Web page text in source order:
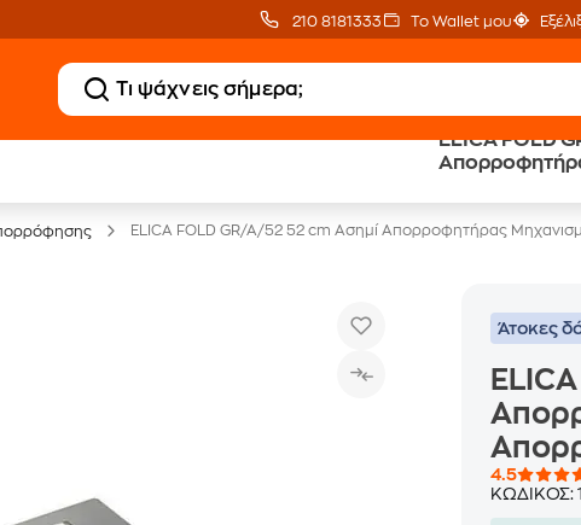
210 8181333 Το Wallet μου
ELICA FOLD
Άτοκες Δόσεις
ELICA FOLD GR/A/52 52 cm Ασημί Απορροφητήρας
Άτοκες
4.5
ΚΩΔΙΚΟΣ: